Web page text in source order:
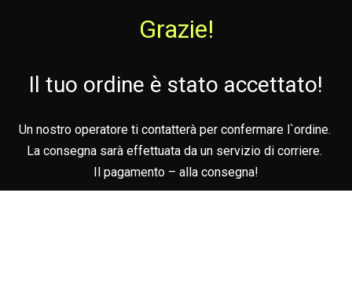
Grazie!
Il tuo ordine è stato accettato!
Un nostro operatore ti contatterà per confermare l`ordine.
La consegna sarà effettuata da un servizio di corriere.
Il pagamento – alla consegna!